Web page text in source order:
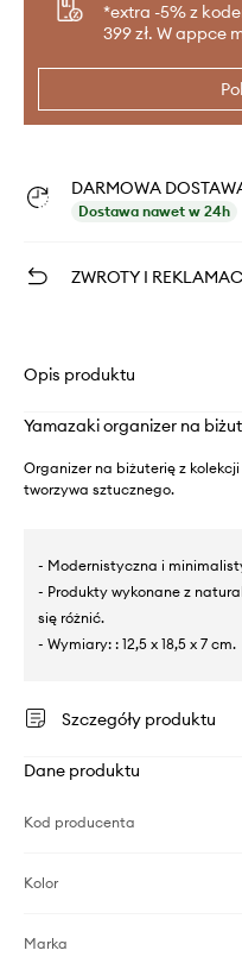
*extra -5% z
399 zł. W appce
DARMOWA
Dostawa nawet w 24h
ZWROTY I
Opis produktu
Yamazaki organizer na
Organizer na biżuterię z
tworzywa sztucznego.
- Modernistyczna i
- Produkty wykonane z
się różnić.
- Wymiary: : 12,5 x 18,5 x 7 cm.
Szczegóły produktu
Dane produktu
Kod producenta
Kolor
Marka